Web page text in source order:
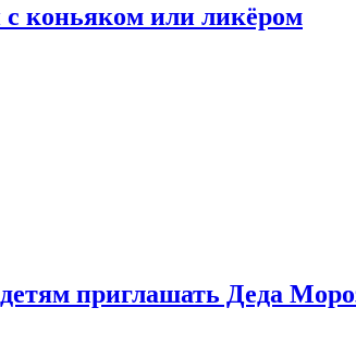
с коньяком или ликёром
приглашать Деда